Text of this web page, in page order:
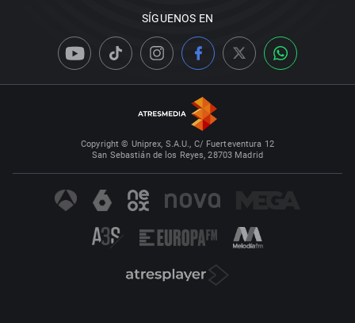
SÍGUENOS EN
Copyright © Uniprex, S.A.U., C/ Fuerteventura 12
San Sebastián de los Reyes, 28703 Madrid